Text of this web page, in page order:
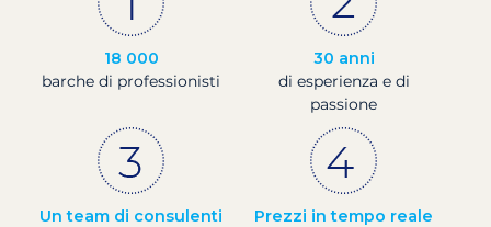
18 000
barche di professionisti
30 anni
di esperienza e di
passione
Un team di consulenti
Prezzi in tempo reale